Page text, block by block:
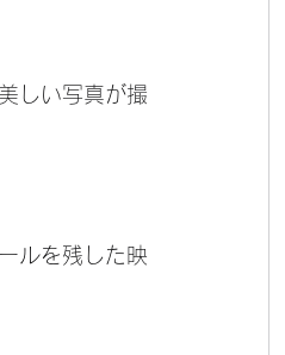
しい写真が撮
ルを残した映